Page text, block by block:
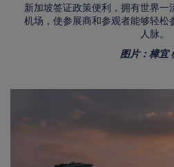
新加坡签证政策便利，拥有世界
机场，使参展商和参观者能够轻松
人脉。
图片：樟宜